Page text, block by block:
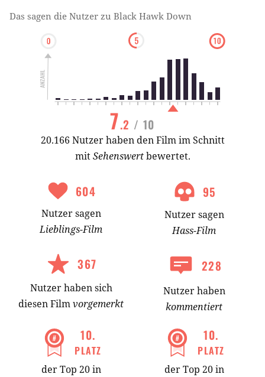
Das sagen die Nutzer zu Black Hawk Down
7.2 / 10
20.166 Nutzer haben den Film im Schnitt
mitSehenswertbewertet.
604
Nutzersagen
Lieblings-Film
95
Nutzersagen
Hass-Film
367
Nutzerhabensich
diesen Filmvorgemerkt
228
Nutzer haben
kommentiert
10.
PLATZ
der Top 20 in
10.
PLATZ
der Top 20 in